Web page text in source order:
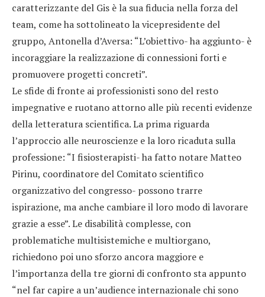
caratterizzante del Gis è la sua fiducia nella forza del
team, come ha sottolineato la vicepresidente del
gruppo, Antonella d’Aversa: “L’obiettivo- ha aggiunto- è
incoraggiare la realizzazione di connessioni forti e
promuovere progetti concreti”.
Le sfide di fronte ai professionisti sono del resto
impegnative e ruotano attorno alle più recenti evidenze
della letteratura scientifica. La prima riguarda
l’approccio alle neuroscienze e la loro ricaduta sulla
professione: “I fisiosterapisti- ha fatto notare Matteo
Pirinu, coordinatore del Comitato scientifico
organizzativo del congresso- possono trarre
ispirazione, ma anche cambiare il loro modo di lavorare
grazie a esse”. Le disabilità complesse, con
problematiche multisistemiche e multiorgano,
richiedono poi uno sforzo ancora maggiore e
l’importanza della tre giorni di confronto sta appunto
“nel far capire a un’audience internazionale chi sono